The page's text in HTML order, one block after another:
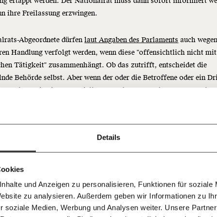
Details
und Anzeigen zu personalisieren, Funktionen für soziale
zu analysieren. Außerdem geben wir Informationen zu
soziale Medien, Werbung und Analysen weiter. Unsere
Immer
dem
unseren
E-Mail-
Knackig
wichtigsten
unsere Wirtschaft so
das wird auch so bleiben.
6017
für sozialen Fortschritt
50€
Facebook Mastodon
ihre Freilassung erzwingen.
Abgeordnete dürfenlaut Angaben des Parlaments auch
Handlung verfolgt werden, wenn diese "offensichtlich nicht
Tätigkeit" zusammenhängt. Ob das zutrifft, entscheidet die
Behörde selbst. Aber wenn der oder die Betroffene oder ein
in einem speziellen Ausschuss es verlangen, muss der
viele heikle Themen behandeln können, sind sie auch vor
rechtlich besonders gut geschützt.
kann Abgeordnete aber an die Justiz ausliefern - sie also
entheben oder eben auch Hausdurchsuchungen genehmigen.
noch einen Überraschungseffekt bringt, ist natürlich